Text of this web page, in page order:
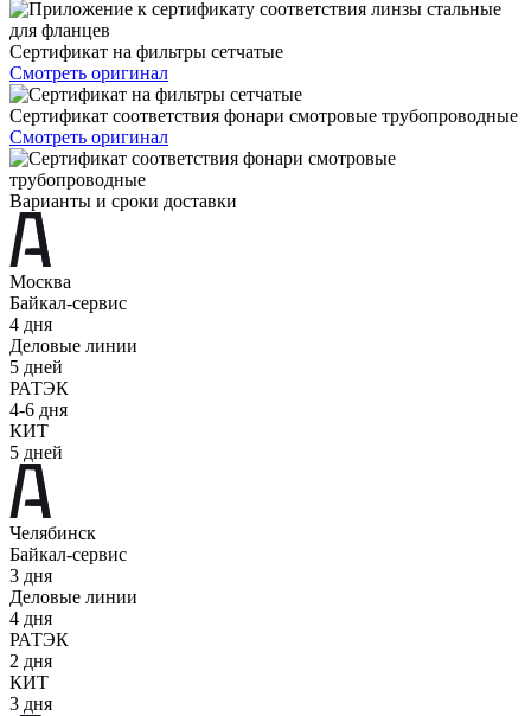
Сертификат на фильтры сетчатые
Смотреть оригинал
Сертификат соответствия фонари смотровые трубопроводные
Смотреть оригинал
Варианты и сроки доставки
Москва
Байкал-сервис
4 дня
Деловые линии
5 дней
РАТЭК
4-6 дня
КИТ
5 дней
Челябинск
Байкал-сервис
3 дня
Деловые линии
4 дня
РАТЭК
2 дня
КИТ
3 дня